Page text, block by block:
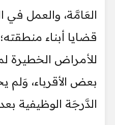
العَامَّة، والعمل في
قضايا أبناء
للأمراض الخطيرة
بعض الأقرباء،
الدَّرجَة الوظيفية